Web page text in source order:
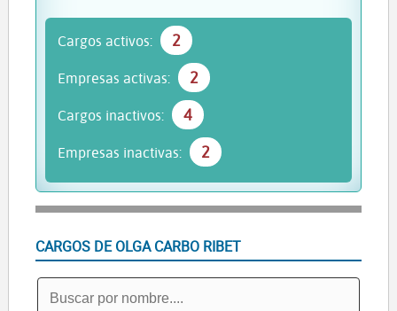
Cargos activos: 2
Empresas activas: 2
Cargos inactivos: 4
Empresas inactivas: 2
CARGOS DE OLGA CARBO RIBET